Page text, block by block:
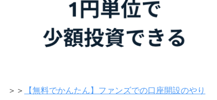
＞＞
【無料でかんたん】ファンズでの口座開設のやり